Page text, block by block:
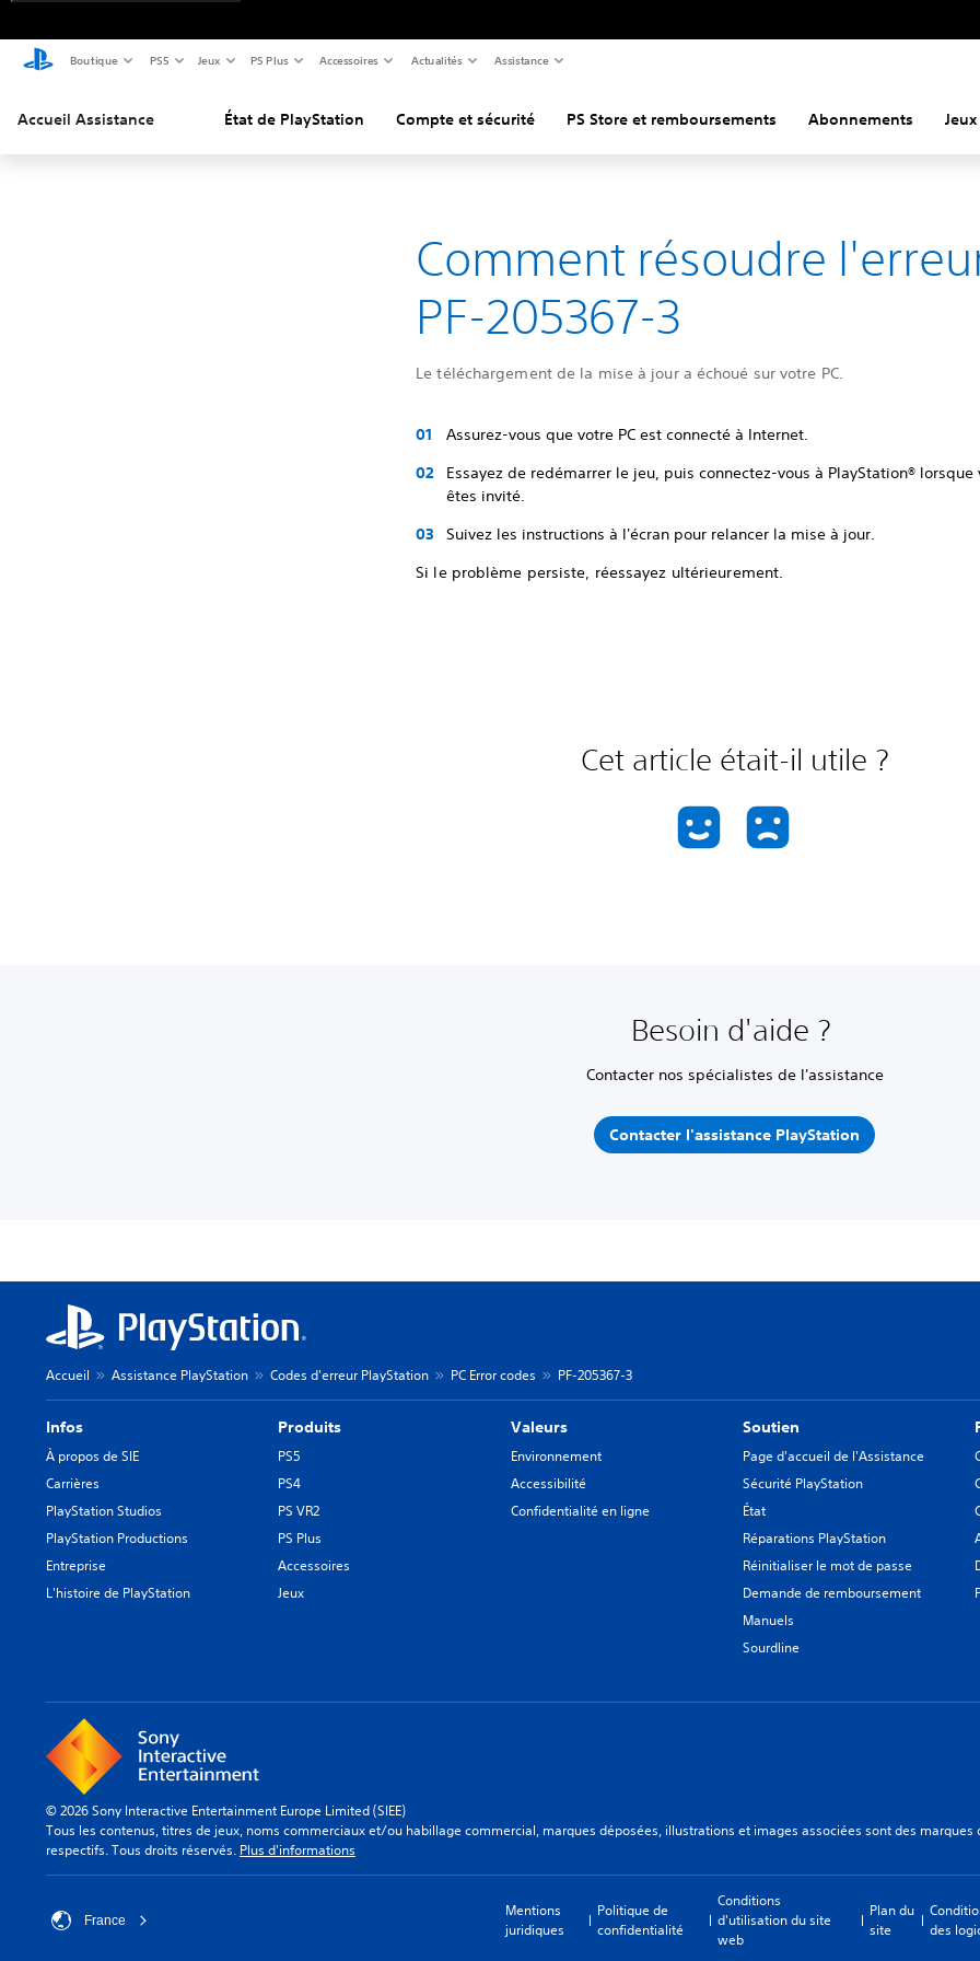
Boutique PS5 Jeux PS Plus Accessoires Actualités Assistance
Accueil Assistance État de PlayStation Compte et sécurité PS Store et remboursements Abonnements Jeux
Comment résoudre
PF-205367-3
Le téléchargement de la mise à jour a échoué sur votre PC.
Assurez-vous que votre PC est connecté à Internet.
Essayez de redémarrer le jeu, puis connectez-vous à PlayStation® lorsque
êtes invité.
Suivez les instructions à l'écran pour relancer la mise à jour.
Si le problème persiste, réessayez ultérieurement.
Cet article était-il utile ?
Besoin d'aide ?
Contacter nos spécialistes de l'assistance
Contacter l'assistance PlayStation
Accueil Assistance PlayStation Codes d'erreur PlayStation PC Error codes PF-205367-3
Infos
À propos de SIE
Carrières
PlayStation Studios
PlayStation Productions
Entreprise
L'histoire de PlayStation
Produits
PS5
PS4
PS VR2
PS Plus
Accessoires
Jeux
Valeurs
Environnement
Accessibilité
Confidentialité en ligne
Soutien
Page d'accueil de l'Assistance
Sécurité PlayStation
État
Réparations PlayStation
Réinitialiser le mot de passe
Demande de remboursement
Manuels
Sourdline
© 2026 Sony Interactive Entertainment Europe Limited (SIEE)
Tous les contenus, titres de jeux, noms commerciaux et/ou habillage commercial, marques déposées, illustrations et images associées sont des
respectifs. Tous droits réservés. Plus d'informations
France
Mentions
juridiques
Politique de
confidentialité
Conditions
d'utilisation du site
web
Plan du
site
des